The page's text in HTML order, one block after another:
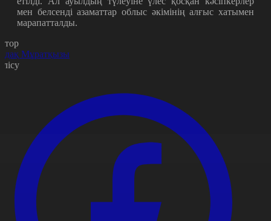
мен белсенді азаматтар облыс әкімінің алғыс хатымен
марапатталды.
Мұратқызы